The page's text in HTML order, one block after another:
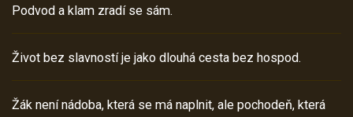
Podvod a klam zradí se sám.
Život bez slavností je jako dlouhá cesta bez hospod.
Žák není nádoba, která se má naplnit, ale pochodeň, která